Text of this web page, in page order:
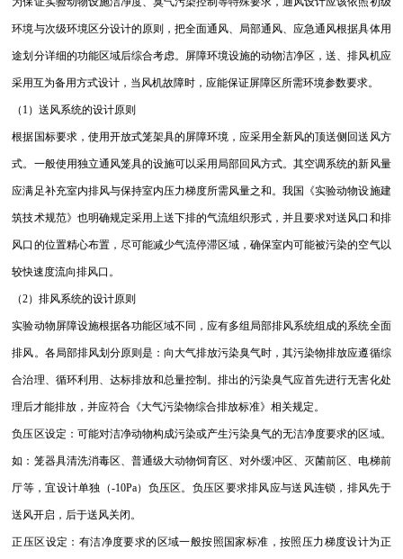
环境与次级环境区分设计的原则，把全面通风、局部通风、应急通风根据具体用
途划分详细的功能区域后综合考虑。屏障环境设施的动物洁净区，送、排风机应
采用互为备用方式设计，当风机故障时，应能保证屏障区所需环境参数要求。
（1）送风系统的设计原则
根据国标要求，使用开放式笼架具的屏障环境，应采用全新风的顶送侧回送风方
式。一般使用独立通风笼具的设施可以采用局部回风方式。其空调系统的新风量
应满足补充室内排风与保持室内压力梯度所需风量之和。我国《实验动物设施建
筑技术规范》也明确规定采用上送下排的气流组织形式，并且要求对送风口和排
风口的位置精心布置，尽可能减少气流停滞区域，确保室内可能被污染的空气以
较快速度流向排风口。
（2）排风系统的设计原则
实验动物屏障设施根据各功能区域不同，应有多组局部排风系统组成的系统全面
排风。各局部排风划分原则是：向大气排放污染臭气时，其污染物排放应遵循综
合治理、循环利用、达标排放和总量控制。排出的污染臭气应首先进行无害化处
理后才能排放，并应符合《大气污染物综合排放标准》相关规定。
负压区设定：可能对洁净动物构成污染或产生污染臭气的无洁净度要求的区域。
如：笼器具清洗消毒区、普通级大动物饲育区、对外缓冲区、灭菌前区、电梯前
厅等，宜设计单独（-10Pa）负压区。负压区要求排风应与送风连锁，排风先于
送风开启，后于送风关闭。
正压区设定：有洁净度要求的区域一般按照国家标准，按照压力梯度设计为正